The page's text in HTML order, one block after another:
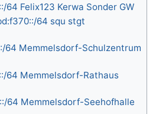
64 Felix123 Kerwa Sonder GW
64 squ stgt
64 Memmelsdorf-Schulzentrum
64 Memmelsdorf-Rathaus
64 Memmelsdorf-Seehofhalle